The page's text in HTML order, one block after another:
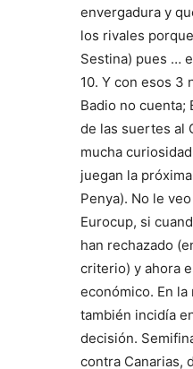
envergadura y
los rivales
Sestina) pues …
10. Y con esos 3
Badio no cuenta;
de las suertes al
mucha
juegan la
Penya). No le
Eurocup, si
han rechazado
criterio) y ahora
económico. En la
también incidía
decisión.
contra Canarias,